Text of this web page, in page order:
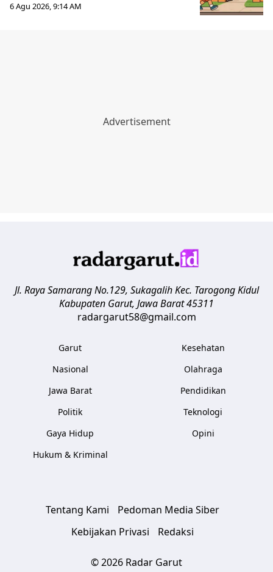
6 Agu 2026, 9:14 AM
Jl. Raya Samarang No.129, Sukagalih Kec. Tarogong Kidul
Kabupaten Garut, Jawa Barat45311
radargarut58@gmail.com
Garut
Nasional
Jawa Barat
Politik
Gaya Hidup
Hukum & Kriminal
Kesehatan
Olahraga
Pendidikan
Teknologi
Opini
Tentang Kami
Pedoman Media Siber
Kebijakan Privasi
Redaksi
© 2026 Radar Garut